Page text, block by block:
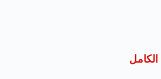
الكامل